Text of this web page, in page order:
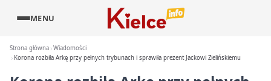
MENU
Strona główna Wiadomości
Korona rozbiła Arkę przy pełnych trybunach i sprawiła prezent Jackowi Zielińskiemu